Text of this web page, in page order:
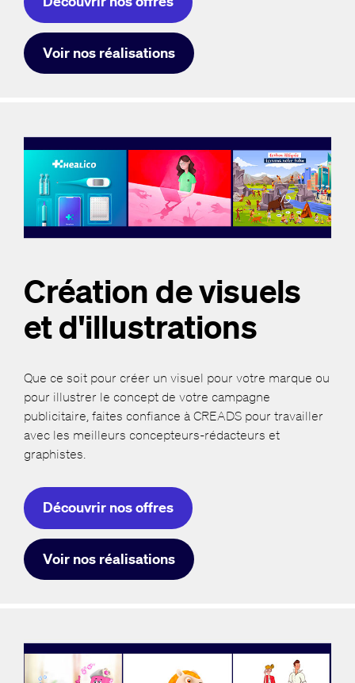
Voir nos réalisations
Création de visuels
et d'illustrations
Que ce soit pour créer un visuel pour votre marque ou
pour illustrer le concept de votre campagne
publicitaire, faites confiance à CREADS pour travailler
avec les meilleurs concepteurs-rédacteurs et
graphistes.
Découvrir nos offres
Voir nos réalisations